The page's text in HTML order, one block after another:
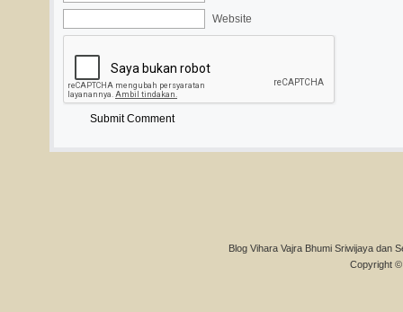
Website
Blog Vihara Vajra Bhumi Sriwijaya dan
Copyright ©